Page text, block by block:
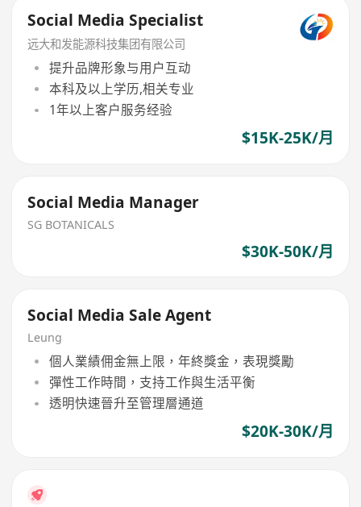
Social Media Specialist
远大和发能源科技集团有限公司
提升品牌形象与用户互动
本科及以上学历,相关专业
1年以上客户服务经验
$15K-25K/月
Social Media Manager
SG BOTANICALS
$30K-50K/月
Social Media Sale Agent
Leung
個人業績佣金無上限，年終獎金，表現獎勵
彈性工作時間，支持工作與生活平衡
透明快速晉升至管理層通道
$20K-30K/月